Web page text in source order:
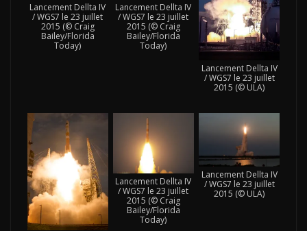
Lancement Dellta IV
/ WGS7 le 23 juillet
2015 (© Craig
Bailey/Florida
Today)
Lancement Dellta IV
/ WGS7 le 23 juillet
2015 (© Craig
Bailey/Florida
Today)
Lancement Dellta IV
/ WGS7 le 23 juillet
2015 (© ULA)
Lancement Dellta IV
/ WGS7 le 23 juillet
2015 (© Craig
Bailey/Florida
Today)
Lancement Dellta IV
/ WGS7 le 23 juillet
2015 (© ULA)